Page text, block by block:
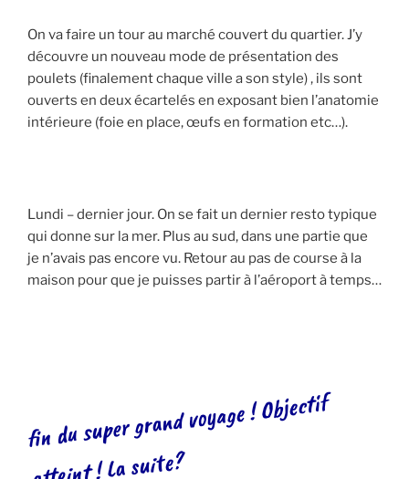
On va faire un tour au marché couvert du quartier. J’y
découvre un nouveau mode de présentation des
poulets (finalement chaque ville a son style) , ils sont
ouverts en deux écartelés en exposant bien l’anatomie
intérieure (foie en place, œufs en formation etc…).
Lundi – dernier jour. On se fait un dernier resto typique
qui donne sur la mer. Plus au sud, dans une partie que
je n’avais pas encore vu. Retour au pas de course à la
maison pour que je puisses partir à l’aéroport à temps…
fin du super grand voyage ! Objectif